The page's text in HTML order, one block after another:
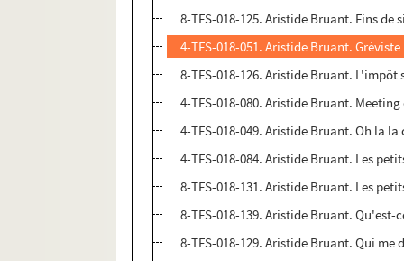
8-TFS-018-125. Aristide Bruant. Fins de
4-TFS-018-051. Aristide Bruant. Gréviste
8-TFS-018-126. Aristide Bruant. L'impôt
4-TFS-018-080. Aristide Bruant.
4-TFS-018-049. Aristide Bruant. Oh la
4-TFS-018-084. Aristide Bruant. Les
8-TFS-018-131. Aristide Bruant. Les
8-TFS-018-139. Aristide Bruant.
8-TFS-018-129. Aristide Bruant. Qui me